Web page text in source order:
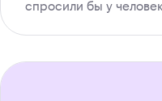
спросили бы у